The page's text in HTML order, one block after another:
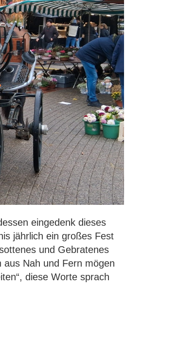
eingedenk dieses
jährlich ein großes Fest
und Gebratenes
Nah und Fern mögen
diese Worte sprach